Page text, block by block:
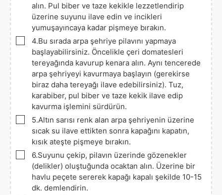
alın. Pul biber ve taze kekikle lezzetlendirip
üzerine suyunu ilave edin ve incikleri
yumuşayıncaya kadar pişmeye bırakın.
▢
4.Bu sırada arpa şehriye pilavını yapmaya
başlayabilirsiniz. Öncelikle çeri domatesleri
tereyağında kavurup kenara alın. Aynı tencerede
arpa şehriyeyi kavurmaya başlayın (gerekirse
biraz daha tereyağı ilave edebilirsiniz). Tuz,
karabiber, pul biber ve taze kekik ilave edip
kavurma işlemini sürdürün.
▢
5.Altın sarısı renk alan arpa şehriyenin üzerine
sıcak su ilave ettikten sonra kapağını kapatın,
kısık ateşte pişmeye bırakın.
▢
6.Suyunu çekip, pilavın üzerinde gözenekler
(delikler) oluştuğunda ocaktan alın. Üzerine bir
havlu peçete sererek kapağı kapalı şekilde 10-15
dk. demlendirin.